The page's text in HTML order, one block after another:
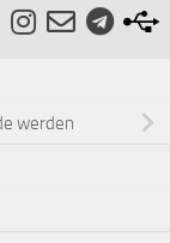
werden